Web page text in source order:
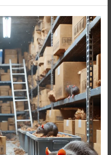
شركة
مكافحة
الفئران
فى
العبور
01091560420/
الأقرب
اليك